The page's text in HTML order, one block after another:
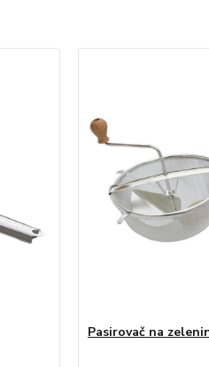
Pasirovač na